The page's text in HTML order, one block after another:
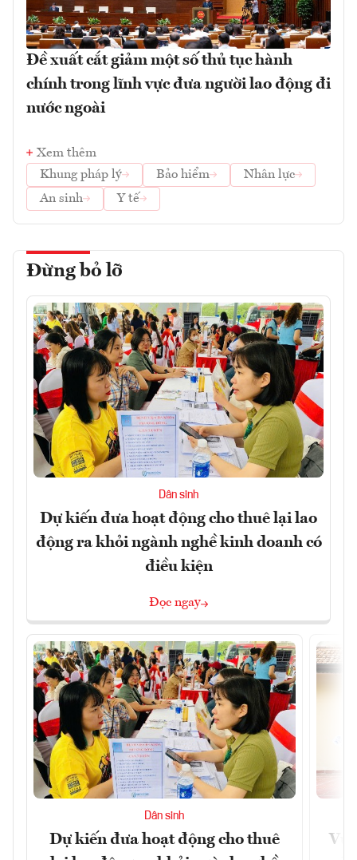
Đề xuất cắt giảm một số thủ tục hành
chính trong lĩnh vực đưa người lao động đi
nước ngoài
Xem thêm
Khung pháp lý
Bảo hiểm
Nhân lực
An sinh
Y tế
Đừng bỏ lỡ
Dân sinh
Dự kiến đưa hoạt động cho thuê lại lao
động ra khỏi ngành nghề kinh doanh có
điều kiện
Đọc ngay
Dân sinh
Dự kiến đưa hoạt động cho thuê